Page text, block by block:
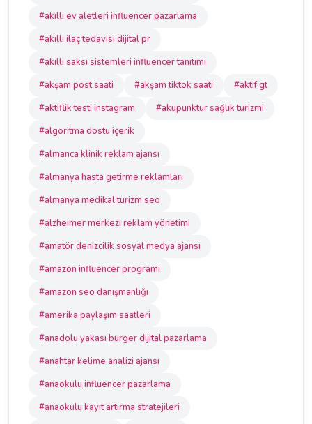
#akıllı ev aletleri influencer pazarlama
#akıllı ilaç tedavisi dijital pr
#akıllı saksı sistemleri influencer tanıtımı
#akşam post saati
#akşam tiktok saati
#aktif gt
#aktiflik testi instagram
#akupunktur sağlık turizmi
#algoritma dostu içerik
#almanca klinik reklam ajansı
#almanya hasta getirme reklamları
#almanya medikal turizm seo
#alzheimer merkezi reklam yönetimi
#amatör denizcilik sosyal medya ajansı
#amazon influencer programı
#amazon seo danışmanlığı
#amerika paylaşım saatleri
#anadolu yakası burger dijital pazarlama
#anahtar kelime analizi ajansı
#anaokulu influencer pazarlama
#anaokulu kayıt artırma stratejileri